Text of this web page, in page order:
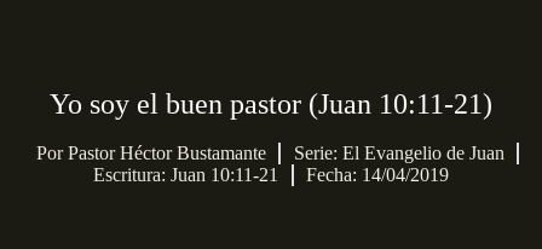
Yo soy el buen pastor (Juan 10:11-21)
PorPastor Héctor Bustamante Serie: El Evangelio de Juan
Escritura: Juan 10:11-21
Fecha: 14/04/2019